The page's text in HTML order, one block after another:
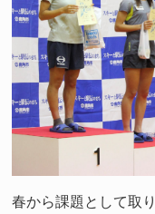
春から課題として取